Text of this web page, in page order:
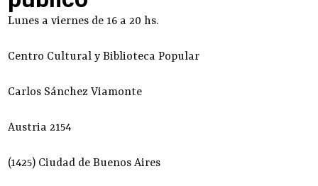
Lunes a viernes de 16 a 20 hs.
Centro Cultural y Biblioteca Popular
Carlos Sánchez Viamonte
Austria 2154
(1425) Ciudad de Buenos Aires